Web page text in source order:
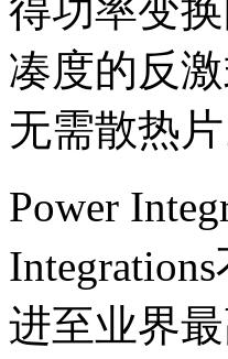
得功率变
凑度的反
无需散热片
Power
进至业界